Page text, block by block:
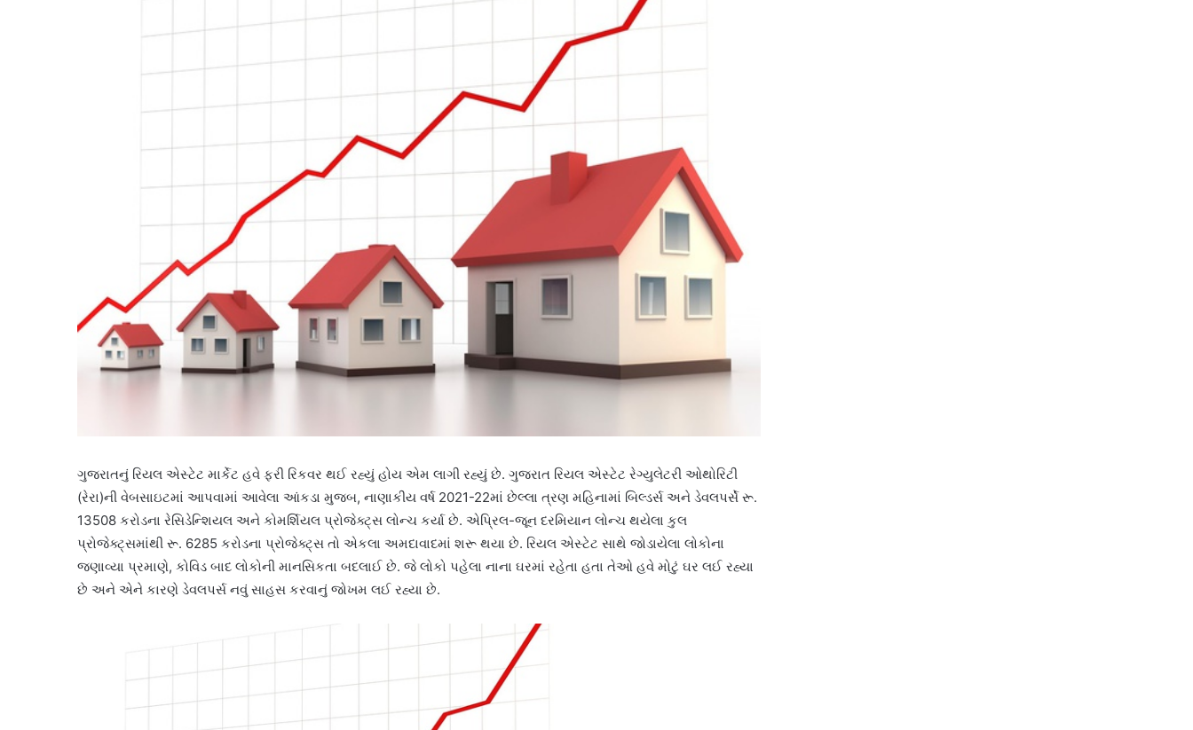
ગુજરાતનું રિયલ એસ્ટેટ માર્કેટ હવે ફરી રિકવર થઈ રહ્યું હોય એમ લાગી રહ્યું છે. ગુજરાત રિયલ એસ્ટેટ રેગ્યુલેટરી ઓથોરિટી
(રેરા)ની વેબસાઇટમાં આપવામાં આવેલા આંકડા મુજબ, નાણાકીય વર્ષ 2021-22માં છેલ્લા ત્રણ મહિનામાં બિલ્ડર્સ અને ડેવલપર્સે રૂ.
13508 કરોડના રેસિડેન્શિયલ અને કોમર્શિયલ પ્રોજેક્ટ્સ લોન્ચ કર્યા છે. એપ્રિલ-જૂન દરમિયાન લોન્ચ થયેલા કુલ
પ્રોજેક્ટ્સમાંથી રૂ. 6285 કરોડના પ્રોજેક્ટ્સ તો એકલા અમદાવાદમાં શરૂ થયા છે. રિયલ એસ્ટેટ સાથે જોડાયેલા લોકોના
જણાવ્યા પ્રમાણે, કોવિડ બાદ લોકોની માનસિકતા બદલાઈ છે. જે લોકો પહેલા નાના ઘરમાં રહેતા હતા તેઓ હવે મોટું ઘર લઈ રહ્યા
છે અને એને કારણે ડેવલપર્સ નવું સાહસ કરવાનું જોખમ લઈ રહ્યા છે.